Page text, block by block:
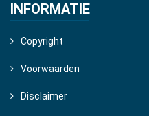
INFORMATIE
Copyright
Voorwaarden
Disclaimer